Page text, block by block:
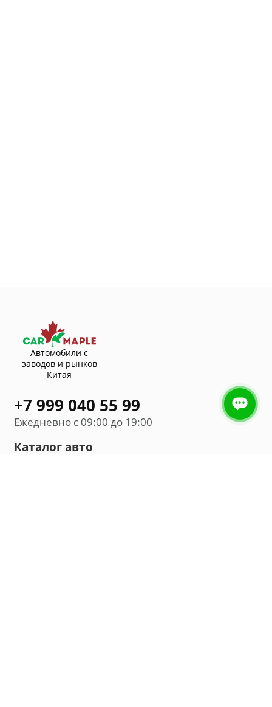
Автомобили с
заводов и рынков
Китая
+7 999 040 55 99
Ежедневно с 09:00 до 19:00
Каталог авто